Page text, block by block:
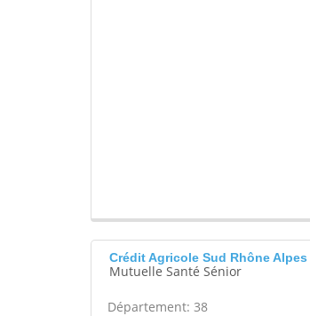
Crédit Agricole Sud Rhône Alpes
Mutuelle Santé Sénior
Département: 38